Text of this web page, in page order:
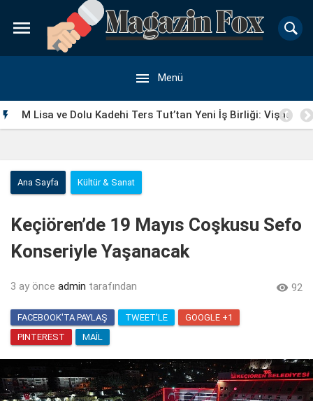

 Menü
 M Lisa ve Dolu Kadehi Ters Tut’tan Yeni İş Birliği: Vişne
Ana Sayfa Kültür & Sanat
Keçiören’de 19 Mayıs Coşkusu Sefo
Konseriyle Yaşanacak
3 ay önce admin tarafından  92
FACEBOOK'TA PAYLAŞ TWEET'LE
GOOGLE +1
PINTEREST
MAIL